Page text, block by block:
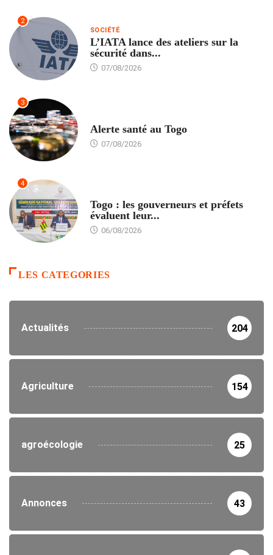
2
SOCIÉTÉ
L’IATA lance des ateliers sur la
sécurité dans...
07/08/2026
3
Alerte santé au Togo
07/08/2026
4
Togo : les gouverneurs et préfets
évaluent leur...
06/08/2026
LES CATEGORIES
Actualités 204
Agriculture 154
agroécologie 25
Annonces 43